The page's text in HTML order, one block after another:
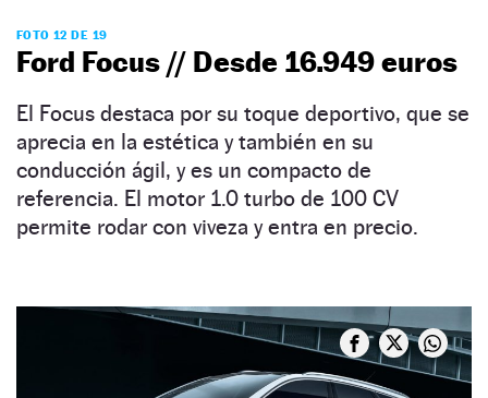
FOTO 12 DE 19
Ford Focus // Desde 16.949 euros
El Focus destaca por su toque deportivo, que se
aprecia en la estética y también en su
conducción ágil, y es un compacto de
referencia. El motor 1.0 turbo de 100 CV
permite rodar con viveza y entra en precio.